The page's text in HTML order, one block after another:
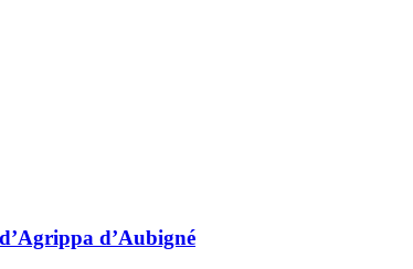
d’Aubigné